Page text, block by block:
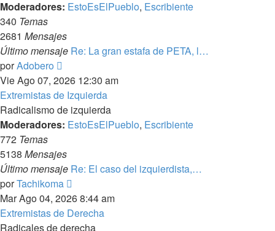
Moderadores: EstoEsElPueblo, Escribiente
340 Temas
2681 Mensajes
Último mensaje Re: La gran estafa de PETA, l…
porAdobero
último
mensaje
Vie Ago 07, 2026 12:30 am
Extremistas de Izquierda
Radicalismo de izquierda
Moderadores: EstoEsElPueblo, Escribiente
772 Temas
5138 Mensajes
Último mensaje Re: El caso del izquierdista,…
porTachikoma
último
mensaje
Mar Ago 04, 2026 8:44 am
Extremistas de Derecha
Radicales de derecha